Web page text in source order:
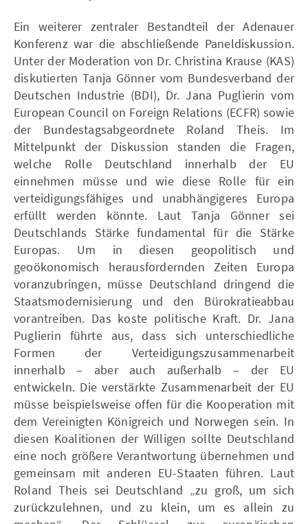
Ein weiterer zentraler Bestandteil der Adenauer
Konferenz war die abschließende Paneldiskussion.
Unter der Moderation von Dr. Christina Krause (KAS)
diskutierten Tanja Gönner vom Bundesverband der
Deutschen Industrie (BDI), Dr. Jana Puglierin vom
European Council on Foreign Relations (ECFR) sowie
der Bundestagsabgeordnete Roland Theis. Im
Mittelpunkt der Diskussion standen die Fragen,
welche Rolle Deutschland innerhalb der EU
einnehmen müsse und wie diese Rolle für ein
verteidigungsfähiges und unabhängigeres Europa
erfüllt werden könnte. Laut Tanja Gönner sei
Deutschlands Stärke fundamental für die Stärke
Europas. Um in diesen geopolitisch und
geoökonomisch herausfordernden Zeiten Europa
voranzubringen, müsse Deutschland dringend die
Staatsmodernisierung und den Bürokratieabbau
vorantreiben. Das koste politische Kraft. Dr. Jana
Puglierin führte aus, dass sich unterschiedliche
Formen der Verteidigungszusammenarbeit
innerhalb – aber auch außerhalb – der EU
entwickeln. Die verstärkte Zusammenarbeit der EU
müsse beispielsweise offen für die Kooperation mit
dem Vereinigten Königreich und Norwegen sein. In
diesen Koalitionen der Willigen sollte Deutschland
eine noch größere Verantwortung übernehmen und
gemeinsam mit anderen EU-Staaten führen. Laut
Roland Theis sei Deutschland „zu groß, um sich
zurückzulehnen, und zu klein, um es allein zu